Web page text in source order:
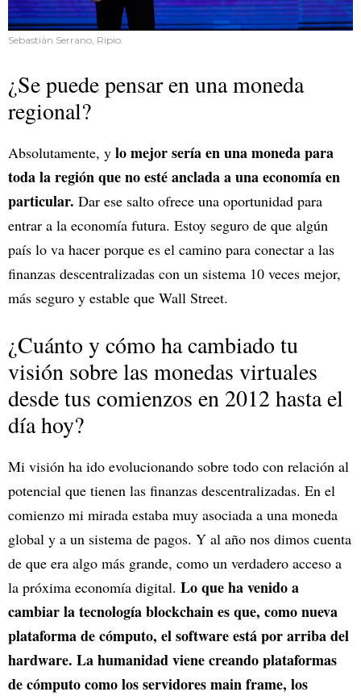
Sebastián Serrano, Ripio.
¿Se puede pensar en una moneda
regional?
Absolutamente, y lo mejor sería en una moneda para
toda la región que no esté anclada a una economía en
particular. Dar ese salto ofrece una oportunidad para
entrar a la economía futura. Estoy seguro de que algún
país lo va hacer porque es el camino para conectar a las
finanzas descentralizadas con un sistema 10 veces mejor,
más seguro y estable que Wall Street.
¿Cuánto y cómo ha cambiado tu
visión sobre las monedas virtuales
desde tus comienzos en 2012 hasta el
día hoy?
Mi visión ha ido evolucionando sobre todo con relación al
potencial que tienen las finanzas descentralizadas. En el
comienzo mi mirada estaba muy asociada a una moneda
global y a un sistema de pagos. Y al año nos dimos cuenta
de que era algo más grande, como un verdadero acceso a
la próxima economía digital. Lo que ha venido a
cambiar la tecnología blockchain es que, como nueva
plataforma de cómputo, el software está por arriba del
hardware. La humanidad viene creando plataformas
de cómputo como los servidores main frame, los